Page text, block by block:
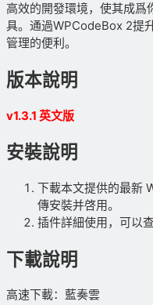
高效的開發環境，使其成
具。通過WPCodeBox 2提
管理的便利。
版本說明
v1.3.1 英文版
安裝說明
下載本文提供的最新
傳安裝并啓用。
插件詳細使用，可以
下載說明
高速下載：藍奏雲